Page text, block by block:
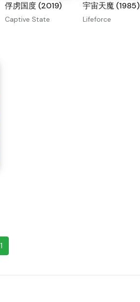
俘虏国度 (2019)
Captive State
宇宙天魔 (1985)
Lifeforce
1